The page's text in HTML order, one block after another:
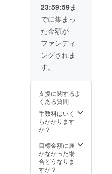
ビスとなりま
す。 ※日付と時
間の指定がござ
います。ご注意
ください。
23:59:59ま
でに集まっ
た金額が
ファンディ
ングされま
す。
支援に関するよ
くある質問
手数料はいく
らかかります
か？
目標金額に届
かなかった場
合どうなりま
すか？